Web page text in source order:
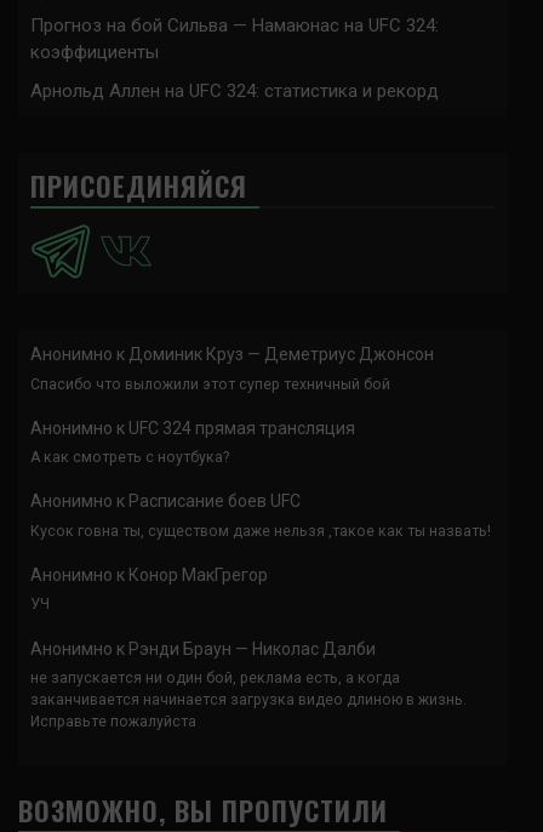
Прогноз на бой Сильва — Намаюнас на UFC 324:
коэффициенты
Арнольд Аллен на UFC 324: статистика и рекорд
ПРИСОЕДИНЯЙСЯ
Анонимно к Доминик Круз — Деметриус Джонсон
Спасибо что выложили этот супер техничный бой
Анонимно к UFC 324 прямая трансляция
А как смотреть с ноутбука?
Анонимно к Расписание боев UFC
Кусок говна ты, существом даже нельзя ,такое как ты назвать!
Анонимно к Конор МакГрегор
УЧ
Анонимно к Рэнди Браун — Николас Далби
не запускается ни один бой, реклама есть, а когда
заканчивается начинается загрузка видео длиною в жизнь.
Исправьте пожалуйста
ВОЗМОЖНО, ВЫ ПРОПУСТИЛИ